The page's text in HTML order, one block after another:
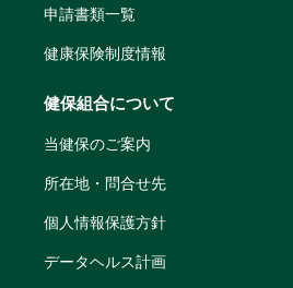
申請書類一覧
健康保険制度情報
健保組合について
当健保のご案内
所在地・問合せ先
個人情報保護方針
データヘルス計画